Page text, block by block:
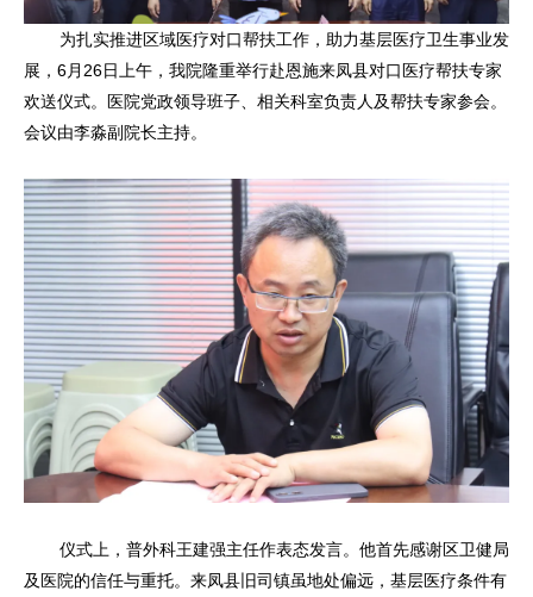
为扎实推进区域医疗对口帮扶工作，助力基层医疗卫生事业发
展，6月26日上午，我院隆重举行赴恩施来凤县对口医疗帮扶专家
欢送仪式。医院党政领导班子、相关科室负责人及帮扶专家参会。
会议由李淼副院长主持。
仪式上，普外科王建强主任作表态发言。他首先感谢区卫健局
及医院的信任与重托。 来凤县旧司镇虽地处偏远，基层医疗条件有